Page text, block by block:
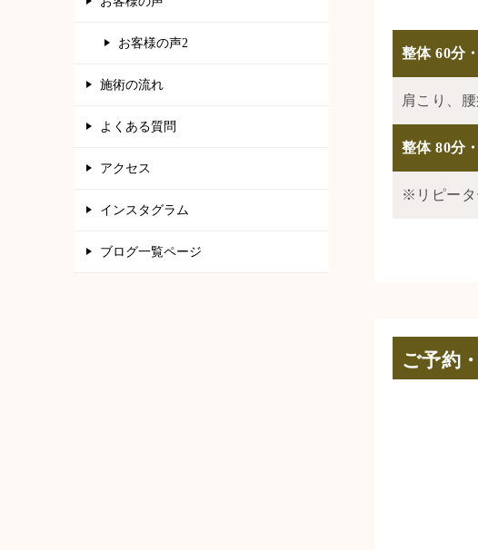
整体 60分
肩こり、
整体 80分
※リピータ
ご予約
お客様の声2
施術の流れ
よくある質問
アクセス
インスタグラム
ブログ一覧ページ